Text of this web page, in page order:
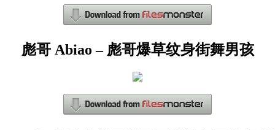
彪哥 Abiao – 彪哥爆草纹身街舞男孩